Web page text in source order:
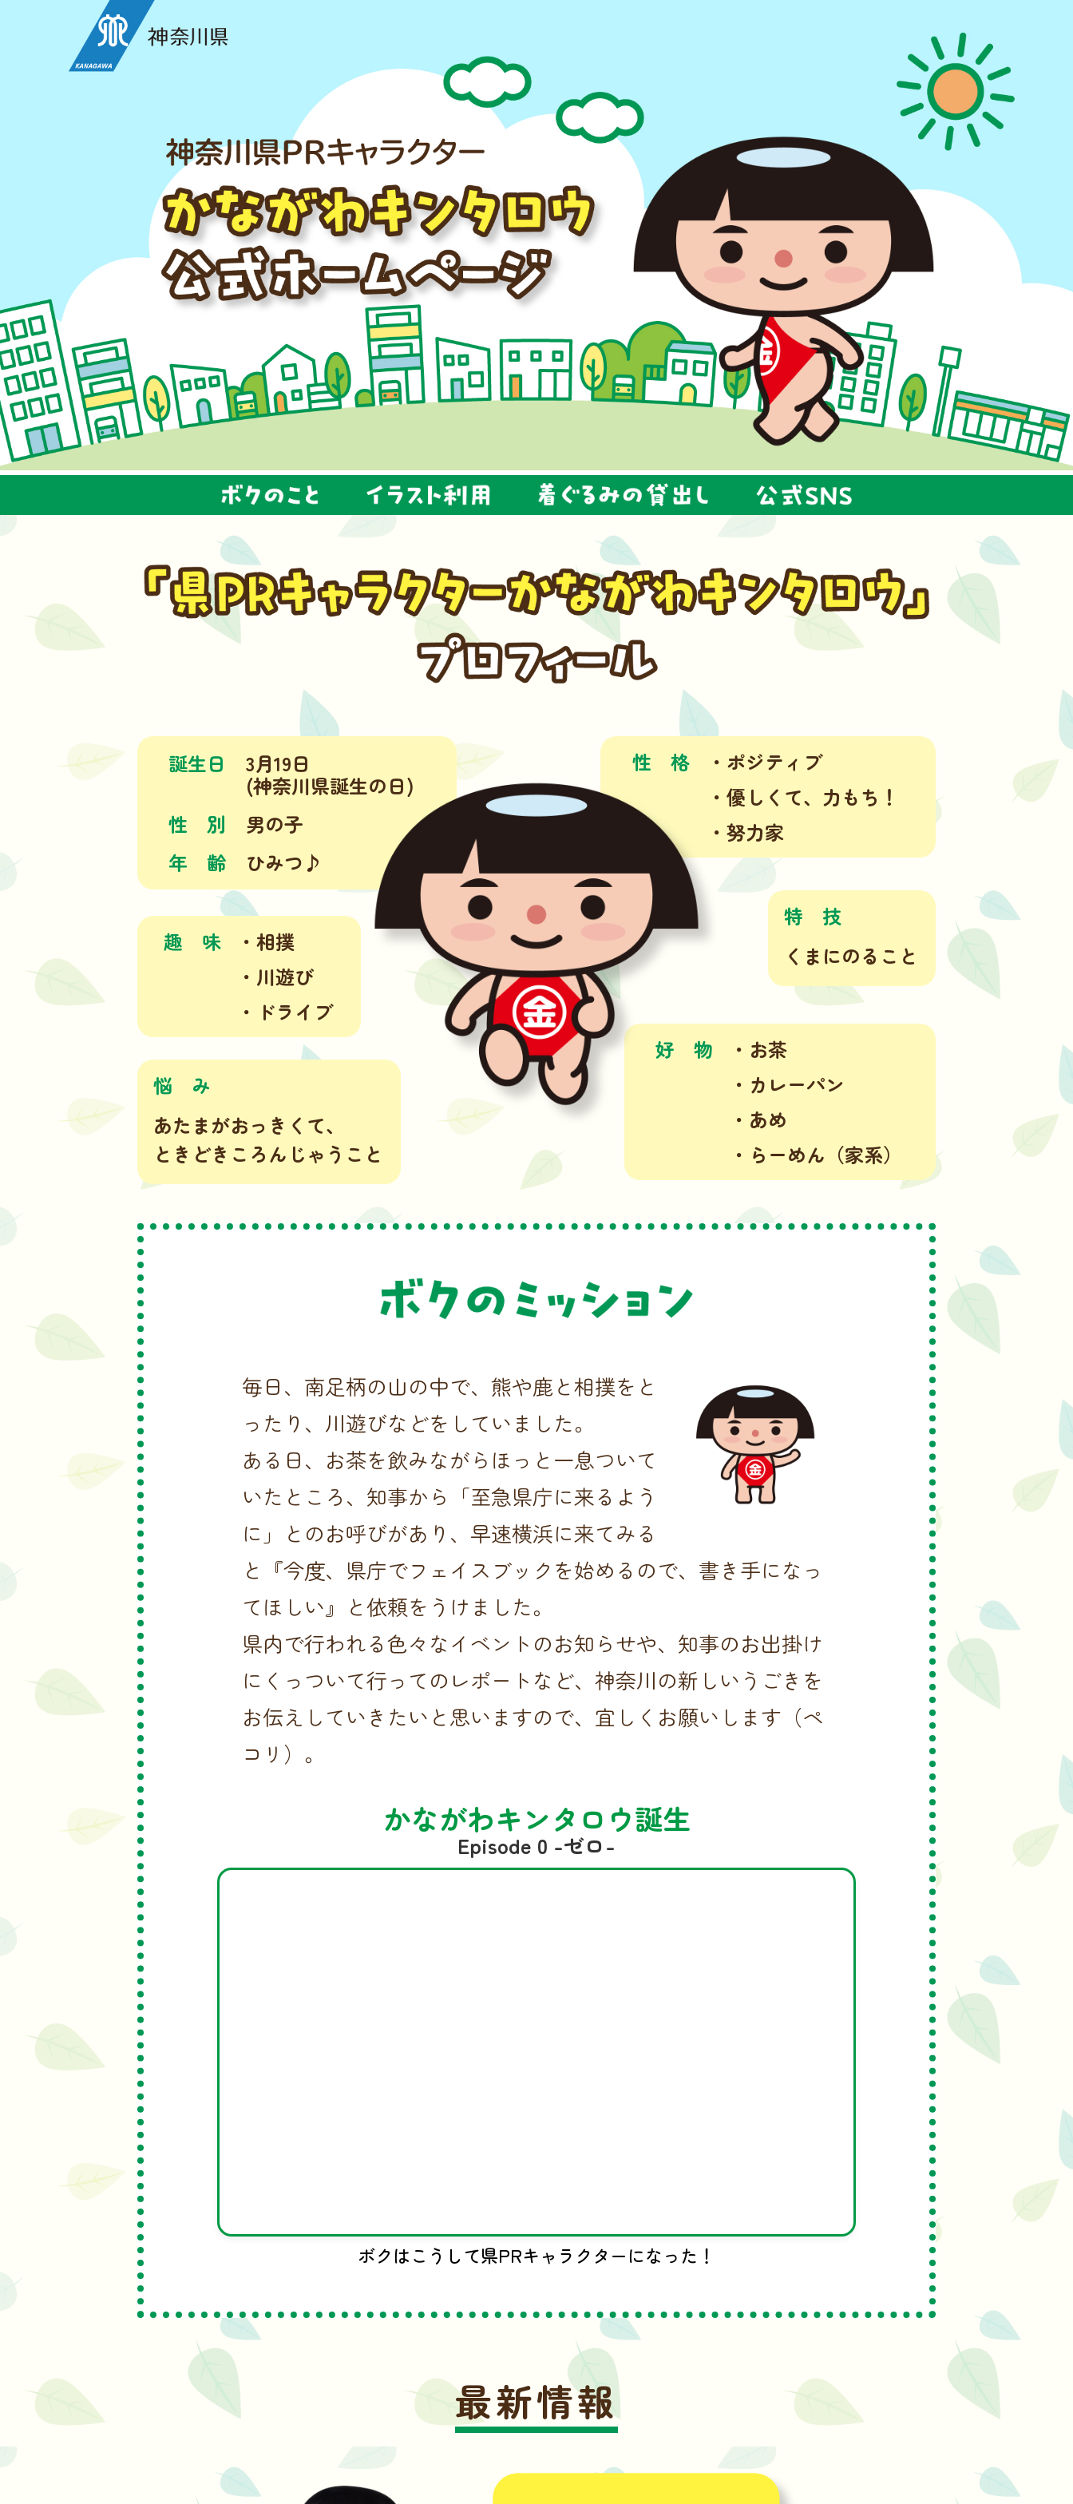
誕生日
3月19日
(神奈川県誕生の日)
性
別
男の子
年
齢 ひみつ♪
性 格
・ポジティブ
・優しくて、 力もち！
・努力家
趣 味
・相撲
・川遊び
・ドライブ
特
技
くまにのること
悩
み
あたまがおっきくて、
ときどきころんじゃうこと
好 物
・お茶
・カレーパン
・あめ
・らーめん （家系）
毎日、南足柄の山の中で、熊や鹿と相撲をと
ったり、川遊びなどをしていました。
ある日、お茶を飲みながらほっと一息ついて
いたところ、知事から「至急県庁に来るよう
に」とのお呼びがあり、早速横浜に来てみる
と『今度、県庁でフェイスブックを始めるので、書き手になっ
てほしい』と依頼をうけました。
県内で行われる色々なイベントのお知らせや、知事のお出掛け
にくっついて行ってのレポートなど、神奈川の新しいうごきを
お伝えしていきたいと思いますので、宜しくお願いします（ペ
コリ）。
かながわキンタロウ誕生
Episode 0 -ゼロ-
ボクはこうして県PRキャラクターになった！
最新情報